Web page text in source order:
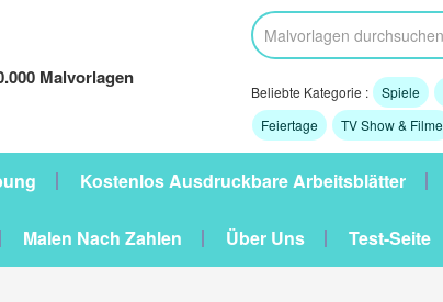
Malvorlagen
Beliebte Kategorie : Spiele
Feiertage
TV Show & Filme
Kostenlos Ausdruckbare Arbeitsblätter
Malen Nach Zahlen Über Uns Test-Seite